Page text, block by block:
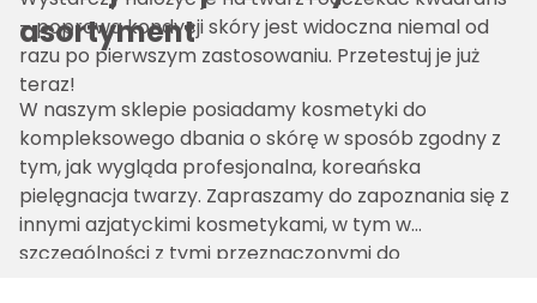
– poprawa kondycji skóry jest widoczna niemal od
razu po pierwszym zastosowaniu. Przetestuj je już
teraz!
asortyment
W naszym sklepie posiadamy kosmetyki do
kompleksowego dbania o skórę w sposób zgodny z
tym, jak wygląda profesjonalna, koreańska
pielęgnacja twarzy. Zapraszamy do zapoznania się z
innymi azjatyckimi kosmetykami, w tym w
szczególności z tymi przeznaczonymi do